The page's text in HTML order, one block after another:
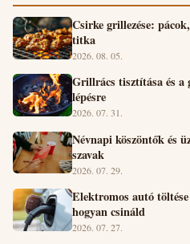
Csirke grillezése:
titka
2026. 08. 05.
Grillrács tisztítása és
lépésre
2026. 07. 31.
Névnapi köszöntők és
szavak
2026. 07. 29.
Elektromos autó
hogyan csináld
2026. 07. 27.